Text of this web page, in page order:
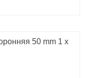
50 mm 1 x